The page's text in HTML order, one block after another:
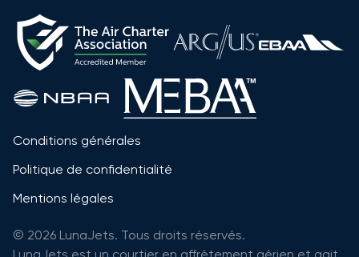
Conditions générales
Politique de confidentialité
Mentions légales
© 2026 LunaJets. Tous droits réservés.
LunaJets est un courtier en affrètement aérien et agit